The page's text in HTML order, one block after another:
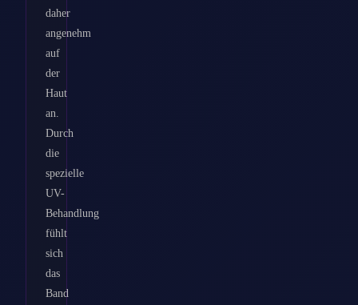
daher
angenehm
auf
der
Haut
an.
Durch
die
spezielle
UV-
Behandlung
fühlt
sich
das
Band